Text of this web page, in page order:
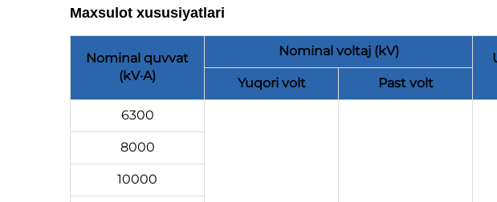
Maxsulot xususiyatlari
Nominal quvvat
(kV·A)
Nominal voltaj (kV)
Yuqori volt Past volt
6300
8000
10000